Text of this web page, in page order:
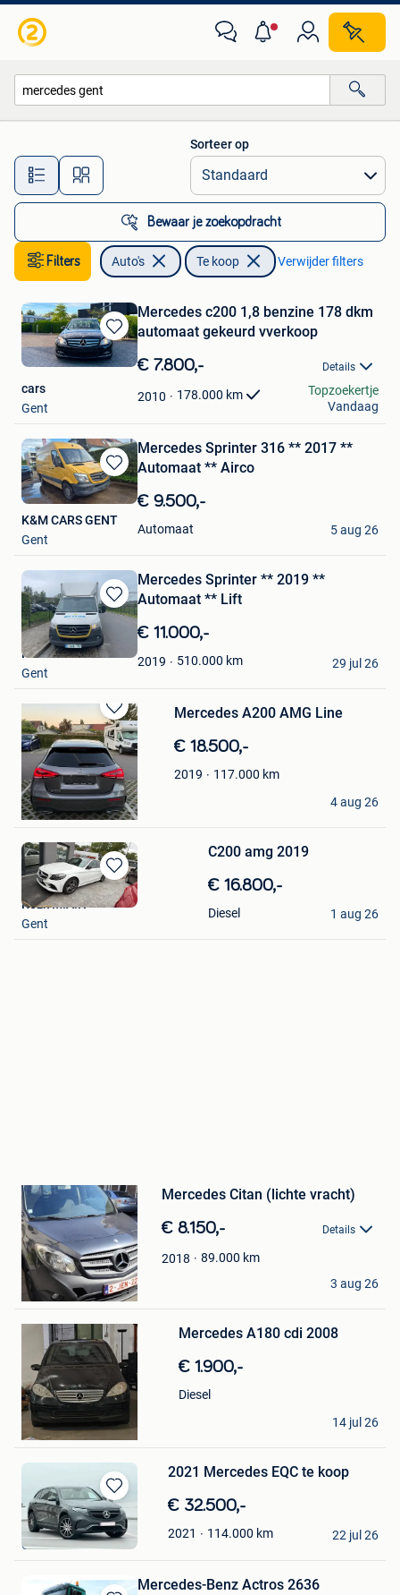
Alle afstanden…
Sorteer op
Bewaar je zoekopdracht
Filters Auto's Te koop Verwijder filters
Bewaren
in
Favorieten
Mercedes c200 1,8 benzine 178 dkm
automaat gekeurd vverkoop
€ 7.800,- Details
2010 178.000 km
cars
Gent
Topzoekertje
Vandaag
Bewaren
in
Favorieten
Mercedes Sprinter 316 ** 2017 **
Automaat ** Airco
€ 9.500,-
Automaat
K&M CARS GENT
Gent
5 aug 26
Bewaren
in
Mijn
Favorieten
Mercedes Sprinter ** 2019 **
Automaat ** Lift
€ 11.000,-
2019 510.000 km
K&M CARS GENT
Gent
29 jul 26
Bewaren
in
Mijn
Favorieten
Mercedes A200 AMG Line
€ 18.500,-
2019 117.000 km
A.W
Gent
4 aug 26
Bewaren
in
C200 amg 2019
€ 16.800,-
Diesel
Rezk M.A.N
Gent
1 aug 26
Mijn
Favorieten
Mercedes Citan (lichte vracht)
€ 8.150,- Details
2018 89.000 km
Ali
Gent
3 aug 26
Bewaren
in
Mijn
Favorieten
Mercedes A180 cdi 2008
€ 1.900,-
Diesel
ibigent
Gent
14 jul 26
Bewaren
in
Mijn
Favorieten
2021 Mercedes EQC te koop
€ 32.500,-
2021 114.000 km
Maxime Villa
Gent
22 jul 26
Mercedes-Benz Actros 2636